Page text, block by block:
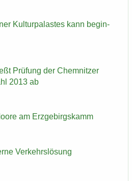
Kul­tur­pa­las­tes kann be­gin­
Prü­fung der Chem­nit­zer
2013 ab
am Erz­ge­birgs­kamm
Ver­kehrs­lö­sung